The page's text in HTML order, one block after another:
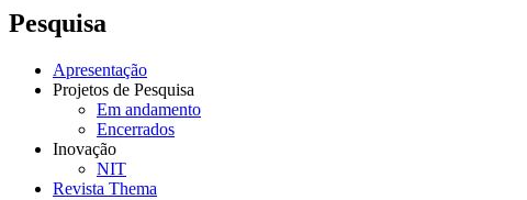
Pesquisa
Apresentação
Projetos de Pesquisa
Em andamento
Encerrados
Inovação
NIT
Revista Thema